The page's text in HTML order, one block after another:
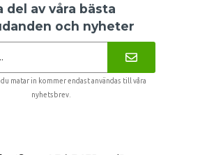
del av våra bästa
och nyheter
matar in kommer endast användas till våra
nyhetsbrev.